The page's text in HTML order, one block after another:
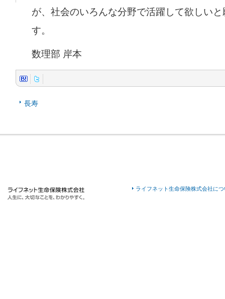
が、社会のいろんな分野で活躍して欲しい
す。
数理部 岸本
長寿
ライフネット生命保険株式会社に